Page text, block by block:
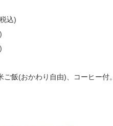
込)
飯(おかわり自由)、コーヒー付。